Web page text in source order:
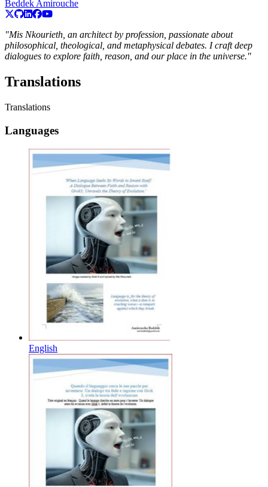
Beddek Amirouche
"Mis Nkourieth, an architect by profession, passionate about
philosophical, theological, and metaphysical debates. I craft deep
dialogues to explore faith, reason, and our place in the universe."
Translations
Translations
Languages
English